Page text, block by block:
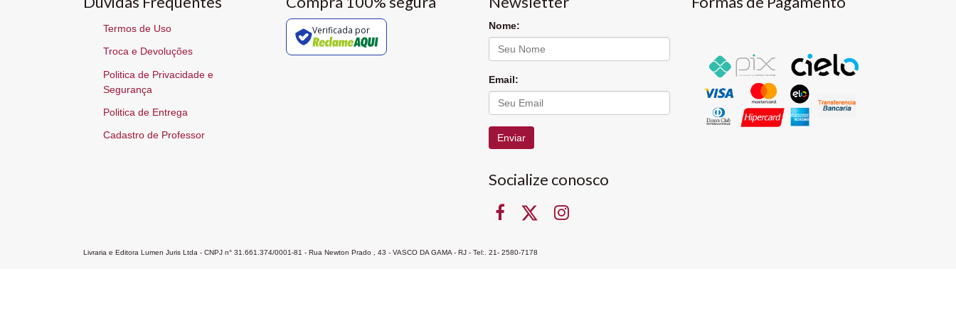
Termos de Uso
Troca e Devoluções
Politica de Privacidade e
Segurança
Politica de Entrega
Cadastro de Professor
Verificada por Nome:
Email:
Enviar
Socialize conosco
Livraria e Editora Lumen Juris Ltda - CNPJ n° 31.661.374/0001-81 - Rua Newton Prado , 43 - VASCO DA GAMA - RJ - Tel:. 21- 2580-7178